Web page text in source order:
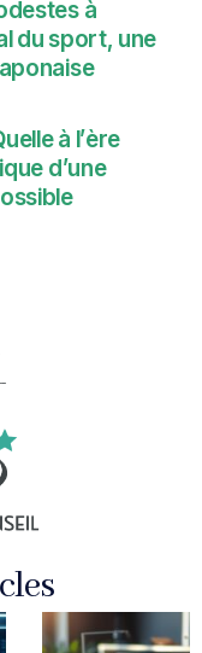
à
du sport, une
à l’ère
d’une